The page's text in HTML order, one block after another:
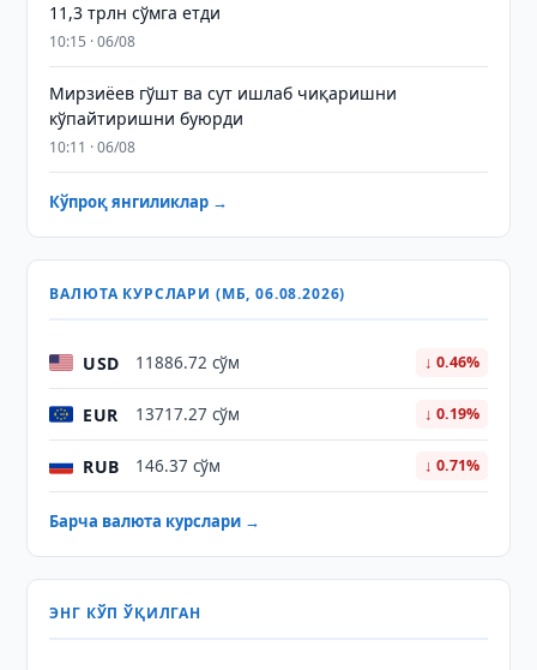
11,3 трлн сўмга етди
10:15 · 06/08
Мирзиёев гўшт ва сут ишлаб чиқаришни
кўпайтиришни буюрди
10:11 · 06/08
Кўпроқ янгиликлар →
ВАЛЮТА КУРСЛАРИ (МБ, 06.08.2026)
USD 11886.72 сўм ↓ 0.46%
EUR 13717.27 сўм ↓ 0.19%
RUB 146.37 сўм ↓ 0.71%
Барча валюта курслари →
ЭНГ КЎП ЎҚИЛГАН